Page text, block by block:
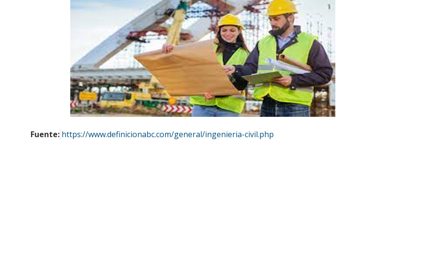
Fuente: https://www.definicionabc.com/general/ingenieria-civil.php